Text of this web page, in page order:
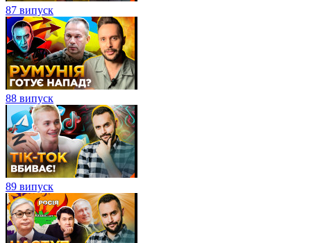
87 випуск
88 випуск
89 випуск